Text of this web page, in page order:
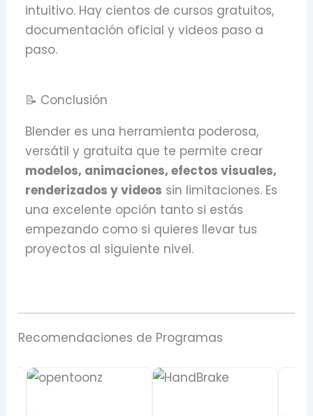
intuitivo. Hay cientos de cursos gratuitos,
documentación oficial y videos paso a
paso.
📝 Conclusión
Blender es una herramienta poderosa,
versátil y gratuita que te permite crear
modelos, animaciones, efectos visuales,
renderizados y videos sin limitaciones. Es
una excelente opción tanto si estás
empezando como si quieres llevar tus
proyectos al siguiente nivel.
Recomendaciones de Programas